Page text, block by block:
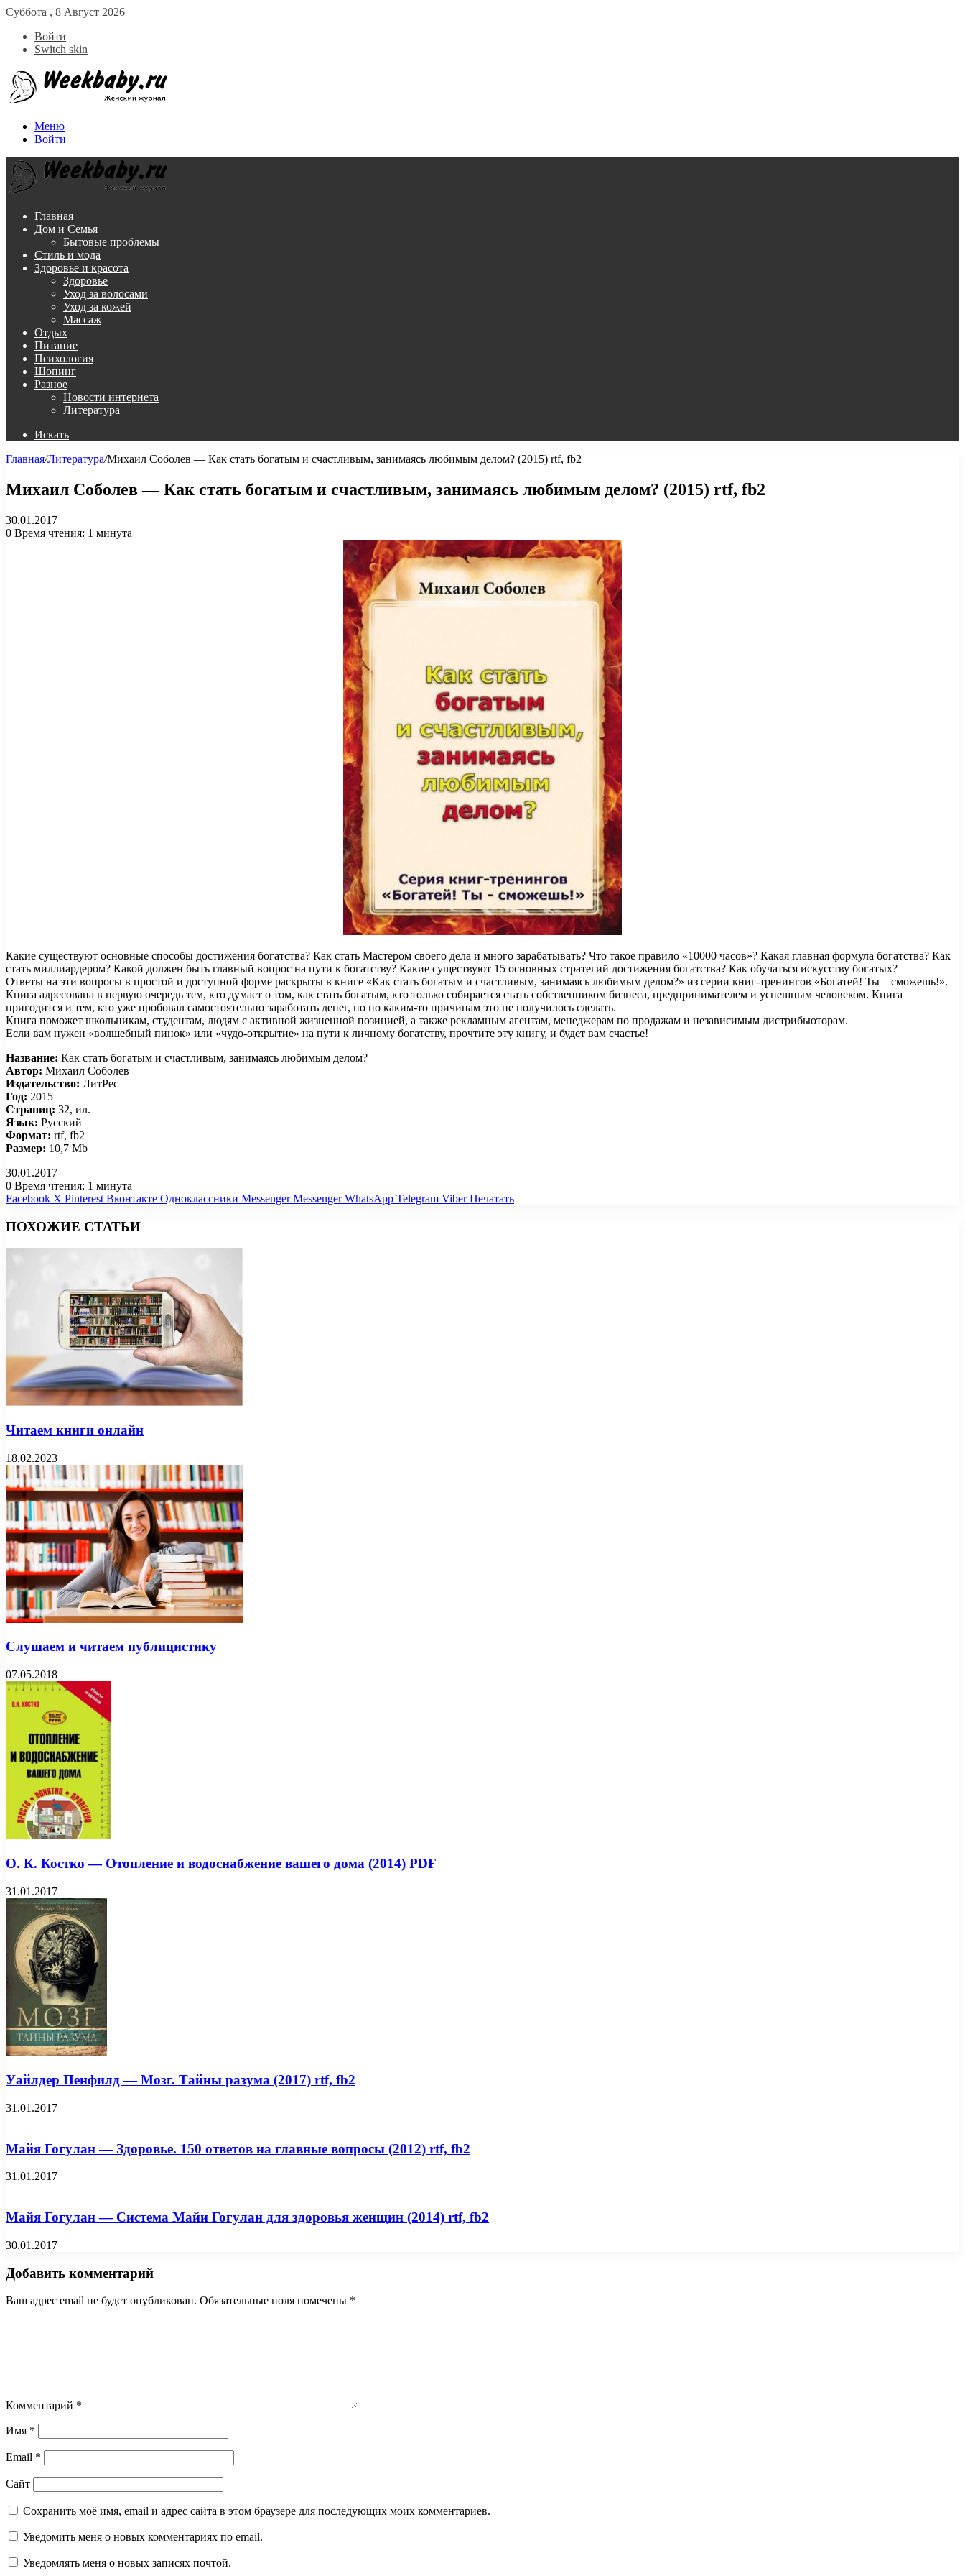
Суббота , 8 Август 2026
Войти
Switch skin
Меню
Войти
Главная
Дом и Семья
Бытовые проблемы
Стиль и мода
Здоровье и красота
Здоровье
Уход за волосами
Уход за кожей
Массаж
Отдых
Питание
Психология
Шопинг
Разное
Новости интернета
Литература
Искать
Главная/Литература/Михаил Соболев — Как стать богатым и счастливым, занимаясь любимым делом? (2015) rtf, fb2
Михаил Соболев — Как стать богатым и счастливым, занимаясь любимым делом? (2015) rtf, fb2
30.01.2017
0 Время чтения: 1 минута
Какие существуют основные способы достижения богатства? Как стать Мастером своего дела и много зарабатывать? Что такое правило «10000 часов»? Какая главная формула богатства? Как
стать миллиардером? Какой должен быть главный вопрос на пути к богатству? Какие существуют 15 основных стратегий достижения богатства? Как обучаться искусству богатых?
Ответы на эти вопросы в простой и доступной форме раскрыты в книге «Как стать богатым и счастливым, занимаясь любимым делом?» из серии книг-тренингов «Богатей! Ты – сможешь!».
Книга адресована в первую очередь тем, кто думает о том, как стать богатым, кто только собирается стать собственником бизнеса, предпринимателем и успешным человеком. Книга
пригодится и тем, кто уже пробовал самостоятельно заработать денег, но по каким-то причинам это не получилось сделать.
Книга поможет школьникам, студентам, людям с активной жизненной позицией, а также рекламным агентам, менеджерам по продажам и независимым дистрибьюторам.
Если вам нужен «волшебный пинок» или «чудо-открытие» на пути к личному богатству, прочтите эту книгу, и будет вам счастье!
Название: Как стать богатым и счастливым, занимаясь любимым делом?
Автор: Михаил Соболев
Издательство: ЛитРес
Год: 2015
Страниц: 32, ил.
Язык: Русский
Формат: rtf, fb2
Размер: 10,7 Mb
30.01.2017
0 Время чтения: 1 минута
Facebook X Pinterest Вконтакте Одноклассники Messenger Messenger WhatsApp Telegram Viber Печатать
ПОХОЖИЕ СТАТЬИ
Читаем книги онлайн
18.02.2023
Слушаем и читаем публицистику
07.05.2018
О. К. Костко — Отопление и водоснабжение вашего дома (2014) PDF
31.01.2017
Уайлдер Пенфилд — Мозг. Тайны разума (2017) rtf, fb2
31.01.2017
Майя Гогулан — Здоровье. 150 ответов на главные вопросы (2012) rtf, fb2
31.01.2017
Майя Гогулан — Система Майи Гогулан для здоровья женщин (2014) rtf, fb2
30.01.2017
Добавить комментарий
Ваш адрес email не будет опубликован. Обязательные поля помечены *
Комментарий *
Имя *
Email *
Сайт
Сохранить моё имя, email и адрес сайта в этом браузере для последующих моих комментариев.
Уведомить меня о новых комментариях по email.
Уведомлять меня о новых записях почтой.